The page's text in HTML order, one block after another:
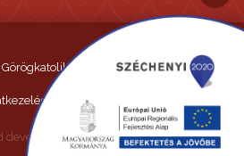
Hittudományi Főiskola
tájékoztató
developed by